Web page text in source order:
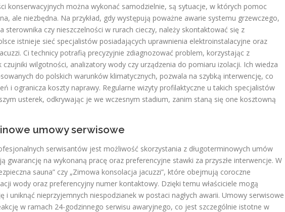
konserwacyjnych można wykonać samodzielnie, są sytuacje, w których pomoc
ale niezbędna. Na przykład, gdy występują poważne awarie systemu grzewczego,
sterownika czy nieszczelności w rurach cieczy, należy skontaktować się z
istnieje sieć specjalistów posiadających uprawnienia elektroinstalacyjne oraz
Ci technicy potrafią precyzyjnie zdiagnozować problem, korzystając z
wilgotności, analizatory wody czy urządzenia do pomiaru izolacji. Ich wiedza
do polskich warunków klimatycznych, pozwala na szybką interwencję, co
i ogranicza koszty naprawy. Regularne wizyty profilaktyczne u takich specjalistów
usterek, odkrywając je we wczesnym stadium, zanim staną się one kosztowną
umowy serwisowe
serwisantów jest możliwość skorzystania z długoterminowych umów
gwarancję na wykonaną pracę oraz preferencyjne stawki za przyszłe interwencje. W
sauna” czy „Zimowa konsolacja jacuzzi”, które obejmują coroczne
wody oraz preferencyjny numer kontaktowy. Dzięki temu właściciele mogą
i uniknąć nieprzyjemnych niespodzianek w postaci nagłych awarii. Umowy serwisowe
w ramach 24-godzinnego serwisu awaryjnego, co jest szczególnie istotne w